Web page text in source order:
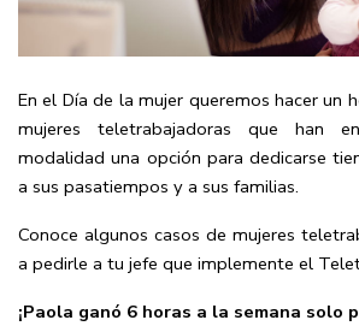
En el Día de la mujer queremos hacer un
mujeres teletrabajadoras que han
modalidad una opción para dedicarse
a sus pasatiempos y a sus familias.
Conoce algunos casos de mujeres
a pedirle a tu jefe que implemente el
¡Paola ganó 6 horas a la semana solo